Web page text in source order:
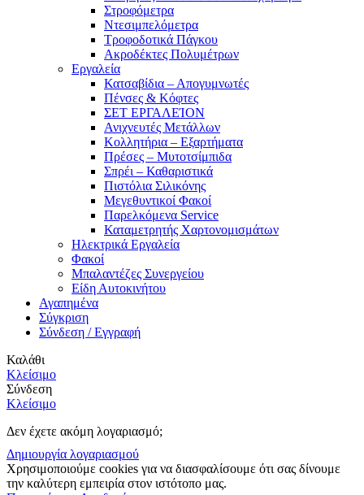
Στροφόμετρα
Ντεσιμπελόμετρα
Τροφοδοτικά Πάγκου
Ακροδέκτες Πολυμέτρων
Εργαλεία
Κατσαβίδια – Απογυμνωτές
Πένσες & Κόφτες
ΣΕΤ ΕΡΓΑΛΕΊΟΝ
Ανιχνευτές Μετάλλων
Κολλητήρια – Εξαρτήματα
Πρέσες – Μυτοτσίμπιδα
Σπρέι – Καθαριστικά
Πιστόλια Σιλικόνης
Μεγεθυντικοί Φακοί
Παρελκόμενα Service
Καταμετρητής Χαρτονομισμάτων
Ηλεκτρικά Εργαλεία
Φακοί
Μπαλαντέζες Συνεργείου
Είδη Αυτοκινήτου
Αγαπημένα
Σύγκριση
Σύνδεση / Εγγραφή
Καλάθι
Κλείσιμο
Σύνδεση
Κλείσιμο
Δεν έχετε ακόμη λογαριασμό;
Δημιουργία λογαριασμού
Χρησιμοποιούμε cookies για να διασφαλίσουμε ότι σας δίνουμε
την καλύτερη εμπειρία στον ιστότοπο μας.